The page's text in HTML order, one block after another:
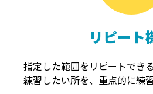
リピート
指定した範囲をリピートできる
練習したい所を、重点的に練